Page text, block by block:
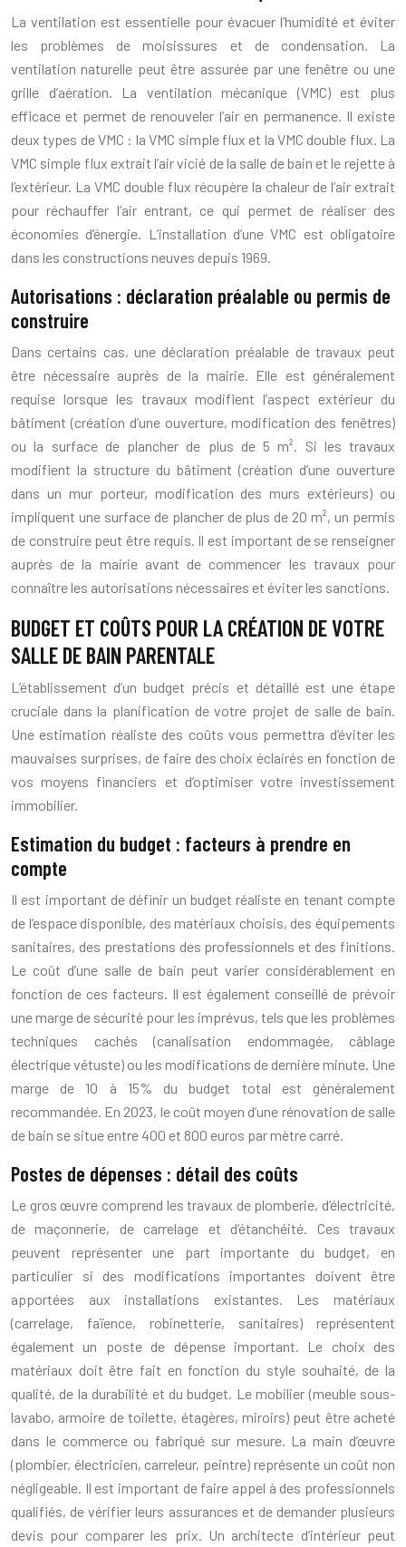
La ventilation est essentielle pour évacuer l’humidité et éviter
les problèmes de moisissures et de condensation. La
ventilation naturelle peut être assurée par une fenêtre ou une
grille d’aération. La ventilation mécanique (VMC) est plus
efficace et permet de renouveler l’air en permanence. Il existe
deux types de VMC : la VMC simple flux et la VMC double flux. La
VMC simple flux extrait l’air vicié de la salle de bain et le rejette à
l’extérieur. La VMC double flux récupère la chaleur de l’air extrait
pour réchauffer l’air entrant, ce qui permet de réaliser des
économies d’énergie. L’installation d’une VMC est obligatoire
dans les constructions neuves depuis 1969.
Autorisations : déclaration préalable ou permis de
construire
Dans certains cas, une déclaration préalable de travaux peut
être nécessaire auprès de la mairie. Elle est généralement
requise lorsque les travaux modifient l’aspect extérieur du
bâtiment (création d’une ouverture, modification des fenêtres)
ou la surface de plancher de plus de 5 m². Si les travaux
modifient la structure du bâtiment (création d’une ouverture
dans un mur porteur, modification des murs extérieurs) ou
impliquent une surface de plancher de plus de 20 m², un permis
de construire peut être requis. Il est important de se renseigner
auprès de la mairie avant de commencer les travaux pour
connaître les autorisations nécessaires et éviter les sanctions.
BUDGET ET COÛTS POUR LA CRÉATION DE VOTRE
SALLE DE BAIN PARENTALE
L’établissement d’un budget précis et détaillé est une étape
cruciale dans la planification de votre projet de salle de bain.
Une estimation réaliste des coûts vous permettra d’éviter les
mauvaises surprises, de faire des choix éclairés en fonction de
vos moyens financiers et d’optimiser votre investissement
immobilier.
Estimation du budget : facteurs à prendre en
compte
Il est important de définir un budget réaliste en tenant compte
de l’espace disponible, des matériaux choisis, des équipements
sanitaires, des prestations des professionnels et des finitions.
Le coût d’une salle de bain peut varier considérablement en
fonction de ces facteurs. Il est également conseillé de prévoir
une marge de sécurité pour les imprévus, tels que les problèmes
techniques cachés (canalisation endommagée, câblage
électrique vétuste) ou les modifications de dernière minute. Une
marge de 10 à 15% du budget total est généralement
recommandée. En 2023, le coût moyen d’une rénovation de salle
de bain se situe entre 400 et 800 euros par mètre carré.
Postes de dépenses : détail des coûts
Le gros œuvre comprend les travaux de plomberie, d’électricité,
de maçonnerie, de carrelage et d’étanchéité. Ces travaux
peuvent représenter une part importante du budget, en
particulier si des modifications importantes doivent être
apportées aux installations existantes. Les matériaux
(carrelage, faïence, robinetterie, sanitaires) représentent
également un poste de dépense important. Le choix des
matériaux doit être fait en fonction du style souhaité, de la
qualité, de la durabilité et du budget. Le mobilier (meuble sous-
lavabo, armoire de toilette, étagères, miroirs) peut être acheté
dans le commerce ou fabriqué sur mesure. La main d’œuvre
(plombier, électricien, carreleur, peintre) représente un coût non
négligeable. Il est important de faire appel à des professionnels
qualifiés, de vérifier leurs assurances et de demander plusieurs
devis pour comparer les prix. Un architecte d’intérieur peut